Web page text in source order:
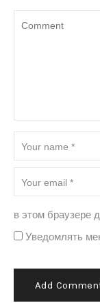
в этом браузере
Уведомлять